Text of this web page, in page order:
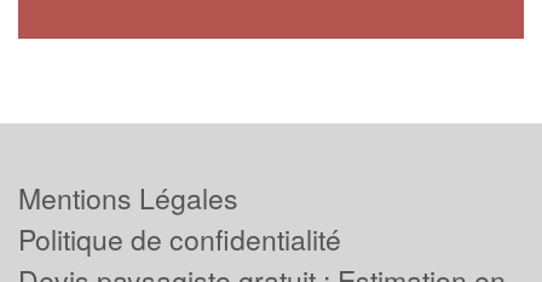
Mentions Légales
Politique de confidentialité